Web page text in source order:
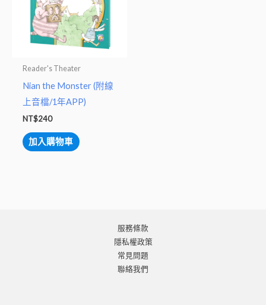
Reader's Theater
Nian the Monster (附線
上音檔/1年APP)
NT$240
加入購物車
服務條款
隱私權政策
常見問題
聯絡我們